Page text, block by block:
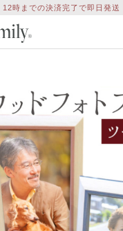
12時までの決済完了で即日発送